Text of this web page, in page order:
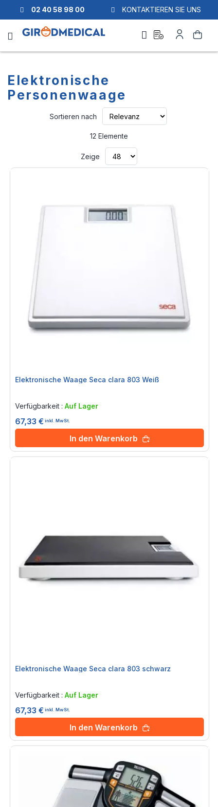
02 40 58 98 00 KONTAKTIEREN SIE UNS
Suche
quote
Konto
Elektronische
Personenwaage
Sortieren nach
12 Elemente
Zeige
Elektronische Waage Seca clara 803 Weiß
Verfügbarkeit : Auf Lager
67,33 € inkl. MwSt.
In den Warenkorb
Elektronische Waage Seca clara 803 schwarz
Verfügbarkeit : Auf Lager
67,33 € inkl. MwSt.
In den Warenkorb